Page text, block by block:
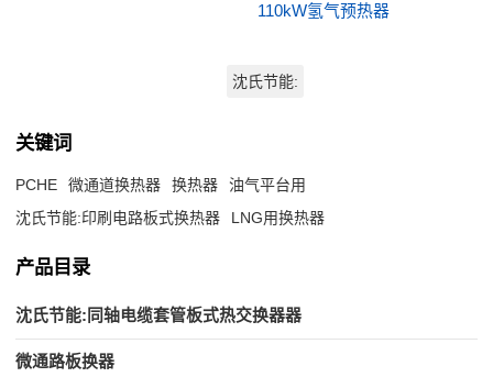
110kW氢气预热器
沈氏节能:
关键词
PCHE 微通道换热器 换热器
油气平台用
沈氏节能:印刷电路板式换热器
LNG用换热器
产品目录
沈氏节能:同轴电缆套管板式热交换器器
微通路板换器